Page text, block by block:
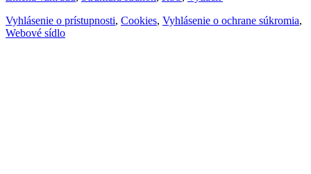
Vyhlásenie o prístupnosti, Cookies, Vyhlásenie o ochrane súkromia,
Webové sídlo